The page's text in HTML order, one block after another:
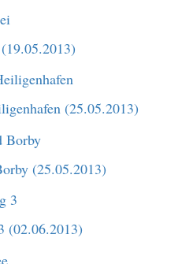
(25.05.2013)
(25.05.2013)
(02.06.2013)